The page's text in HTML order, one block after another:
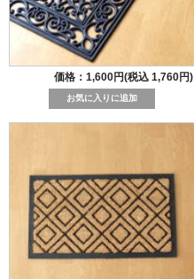
価格：1,600円(税込 1,760円)